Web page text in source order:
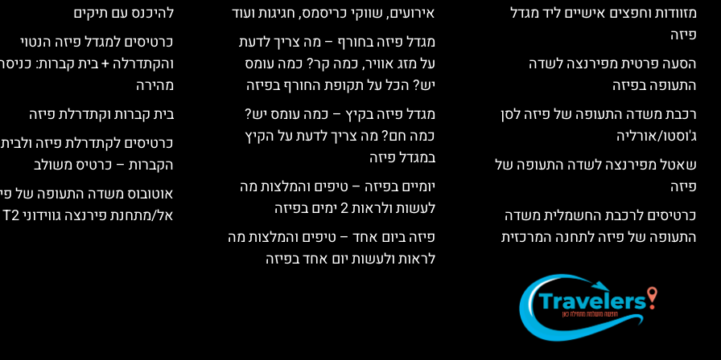
מזוודות וחפצים אישיים ליד מגדל
פיזה
הסעה פרטית מפירנצה לשדה
התעופה בפיזה
רכבת משדה התעופה של פיזה לסן
ג'וסטו/אורליה
שאטל מפירנצה לשדה התעופה של
פיזה
כרטיסים לרכבת החשמלית משדה
התעופה של פיזה לתחנה המרכזית
אירועים, שווקי כריסמס, חגיגות ועוד
מגדל פיזה בחורף – מה צריך לדעת
על מזג אוויר, כמה קר? כמה עומס
יש? הכל על תקופת החורף בפיזה
מגדל פיזה בקיץ – כמה עומס יש?
כמה חם? מה צריך לדעת על הקיץ
במגדל פיזה
יומיים בפיזה – טיפים והמלצות מה
לעשות ולראות 2 ימים בפיזה
פיזה ביום אחד – טיפים והמלצות מה
לראות ולעשות יום אחד בפיזה
להיכנס עם תיקים
כרטיסים למגדל פיזה הנטוי
והקתדרלה + בית קברות:
מהירה
בית קברות וקתדרלת פיזה
כרטיסים לקתדרלת פיזה ולבית
הקברות – כרטיס משולב
אוטובוס משדה התעופה של
אל/מתחנת פירנצה גווידוני T2